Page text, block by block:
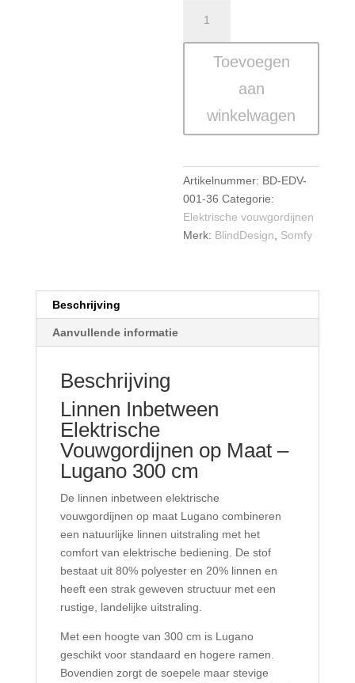
Inbetween
Elektrische
Vouwgordijnen
Lugano
Toevoegen
aan
winkelwagen
Artikelnummer: BD-EDV-
001-36 Categorie:
Elektrische vouwgordijnen
Merk: BlindDesign Somfy
Beschrijving
Aanvullende informatie
Beschrijving
Linnen Inbetween
Elektrische
Vouwgordijnen op Maat –
Lugano 300 cm
De linnen inbetween elektrische
vouwgordijnen op maat Lugano combineren
een natuurlijke linnen uitstraling met het
comfort van elektrische bediening. De stof
bestaat uit 80% polyester en 20% linnen en
heeft een strak geweven structuur met een
rustige, landelijke uitstraling.
Met een hoogte van 300 cm is Lugano
geschikt voor standaard en hogere ramen.
Bovendien zorgt de soepele maar stevige